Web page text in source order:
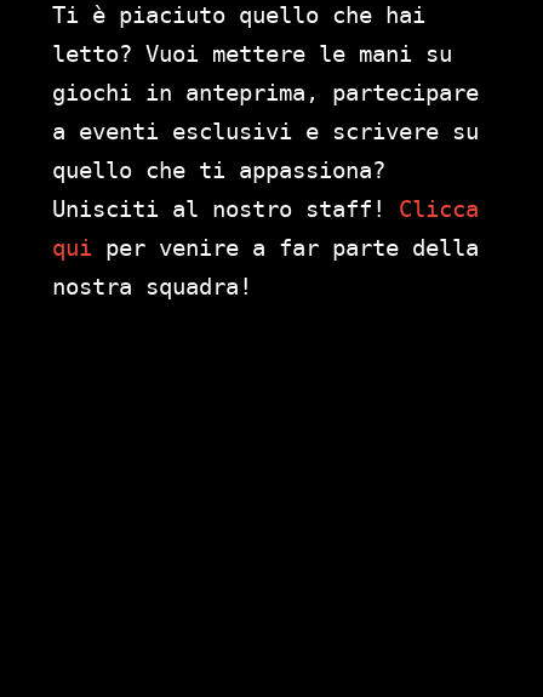
Ti è piaciuto quello che hai
letto? Vuoi mettere le mani su
giochi in anteprima, partecipare
a eventi esclusivi e scrivere su
quello che ti appassiona?
Unisciti al nostro staff! Clicca
qui per venire a far parte della
nostra squadra!